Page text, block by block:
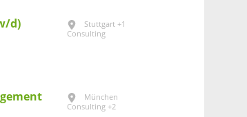
d)
Stuttgart +1
Consulting
München
Consulting +2